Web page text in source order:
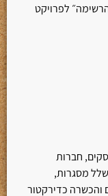
לפרויקט
עסקים, חברות
מסגרות,
והכשרה כדירקטור